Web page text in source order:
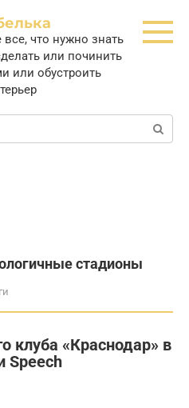
что нужно знать
или починить
или обустроить
стадионы
клуба «Краснодар» в
Speech